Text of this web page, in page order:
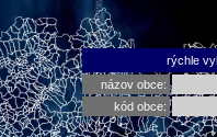
rýchle
názov obce:
kód obce: